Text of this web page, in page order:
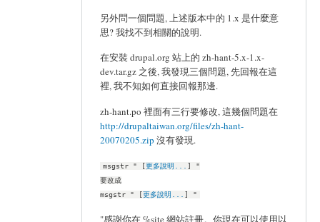
另外問一個問題, 上述版本中的 1.x 是什麼意
思? 我找不到相關的說明.
在安裝 drupal.org 站上的 zh-hant-5.x-1.x-
dev.tar.gz 之後, 我發現三個問題, 先回報在這
裡, 我不知如何直接回報那邊.
zh-hant.po 裡面有三行要修改, 這幾個問題在
http://drupaltaiwan.org/files/zh-hant-
20070205.zip 沒有發現.
msgstr " [ 更多說明...
] "
要改成
msgstr " [ 更多說明... ] "
"感謝你在 %site 網站註冊。你現在可以使用以